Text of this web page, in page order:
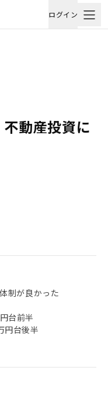
ログイン
動産投資に
制が良かった
台前半
円台後半